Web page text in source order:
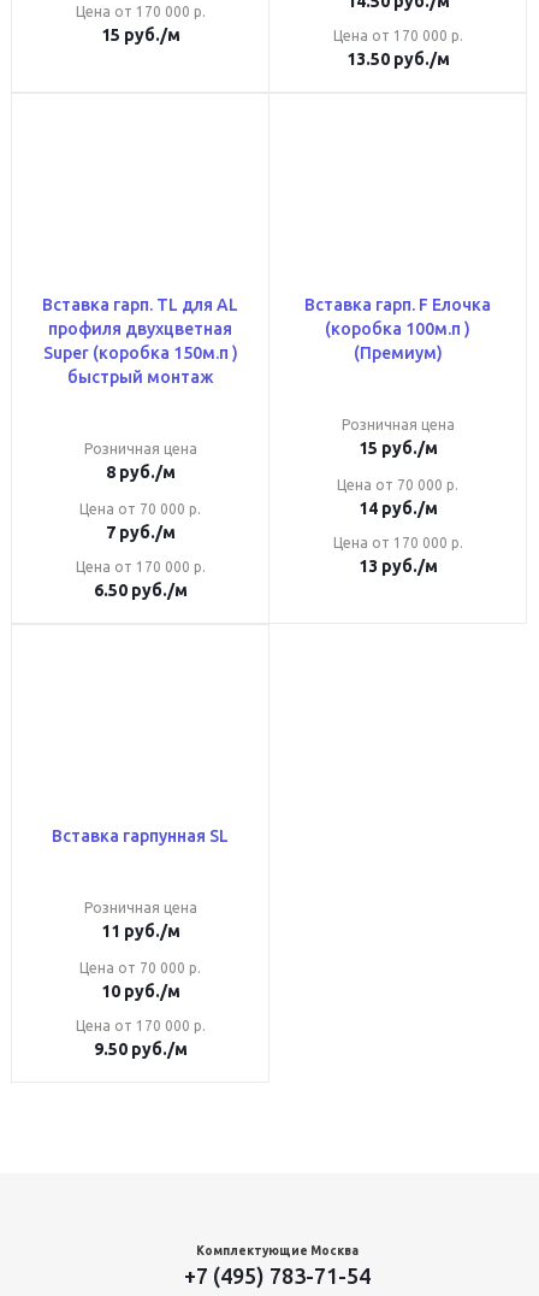
Цена от 170 000 р.
15 руб./м Цена от 170 000 р.
13.50руб./м
Вставка гарп. TL для AL
профиля двухцветная
Super (коробка 150м.п )
быстрый монтаж
Розничная цена
8руб./м
Цена от 70 000 р.
7руб./м
Цена от 170 000 р.
6.50руб./м
Вставка гарп. F Елочка
(коробка 100м.п )
(Премиум)
Розничная цена
15 руб./м
Цена от 70 000 р.
14руб./м
Цена от 170 000 р.
13 руб./м
Вставка гарпунная SL
Розничная цена
11 руб./м
Цена от 70 000 р.
10руб./м
Цена от 170 000 р.
9.50руб./м
Комплектующие Москва
+7 (495) 783-71-54